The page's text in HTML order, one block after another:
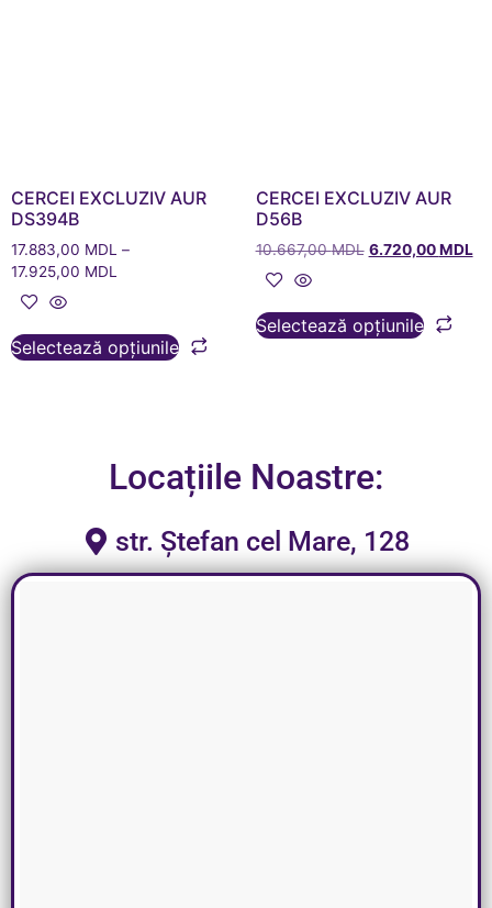
CERCEI EXCLUZIV AUR
DS394B
17.883,00 MDL –
17.925,00 MDL
Selectează opțiunile
CERCEI EXCLUZIV AUR
D56B
10.667,00MDL 6.720,00MDL
Selectează opțiunile
Locațiile Noastre:
str. Ștefan cel Mare, 128